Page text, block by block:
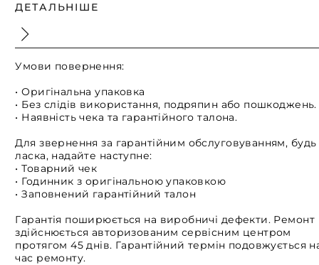
ДЕТАЛЬНІШЕ
Умови повернення:
• Оригінальна упаковка
• Без слідів використання, подряпин або пошкоджень.
• Наявність чека та гарантійного талона.
Для звернення за гарантійним обслуговуванням, будь
ласка, надайте наступне:
• Товарний чек
• Годинник з оригінальною упаковкою
• Заповнений гарантійний талон
Гарантія поширюється на виробничі дефекти. Ремонт
здійснюється авторизованим сервісним центром
протягом 45 днів. Гарантійний термін подовжується
час ремонту.